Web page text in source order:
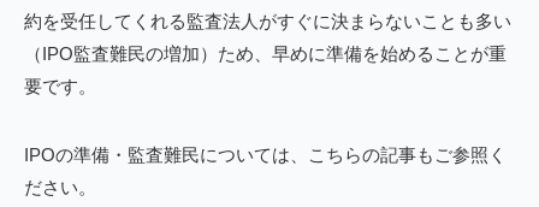
約を受任してくれる監査法人がすぐに決まらないことも多い
（IPO監査難民の増加）ため、早めに準備を始めることが重
要です。
IPOの準備・監査難民については、こちらの記事もご参照く
ださい。